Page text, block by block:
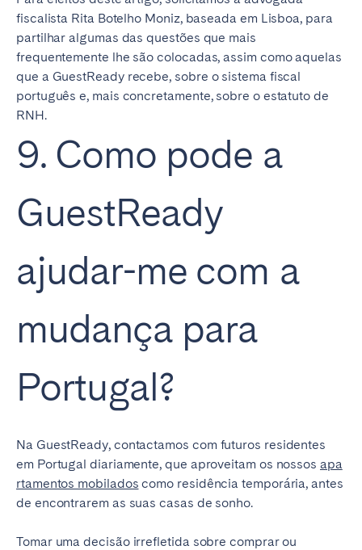
fiscalista Rita Botelho Moniz, baseada em Lisboa, para
partilhar algumas das questões que mais
frequentemente lhe são colocadas, assim como aquelas
que a GuestReady recebe, sobre o sistema fiscal
português e, mais concretamente, sobre o estatuto de
RNH.
9. Como pode a
GuestReady
ajudar-me com a
mudança para
Portugal?
Na GuestReady, contactamos com futuros residentes
em Portugal diariamente, que aproveitam os nossosapa
rtamentos mobilados como residência temporária, antes
de encontrarem as suas casas de sonho.
Tomar uma decisão irrefletida sobre comprar ou